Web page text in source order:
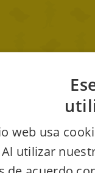
web usa
utilizar